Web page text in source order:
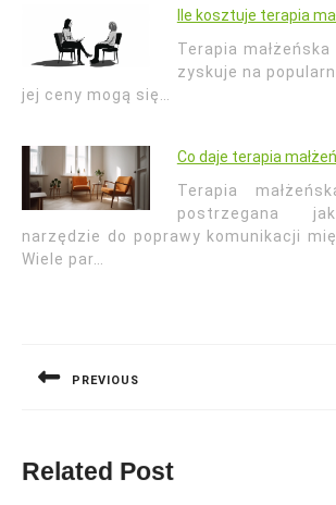
Ile kosztuje terapia
Terapia
zyskuje na
jej ceny mogą się…
Co daje terapia
Terapia
postrzegana
narzędzie do poprawy komunikacji
Wiele par…
PREVIOUS
Related Post